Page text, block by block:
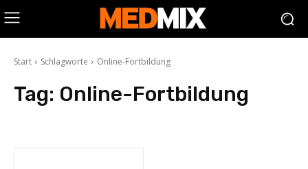
Start Schlagworte Online-Fortbildung
Tag: Online-Fortbildung